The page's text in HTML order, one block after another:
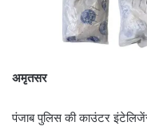
अमृतसर
पंजाब पुलिस की काउंटर